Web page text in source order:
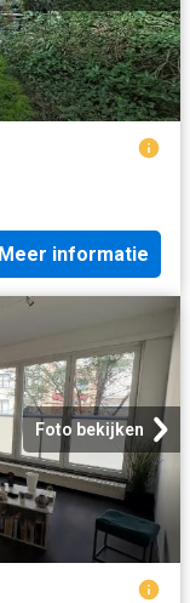
Meer informatie
Foto bekijken